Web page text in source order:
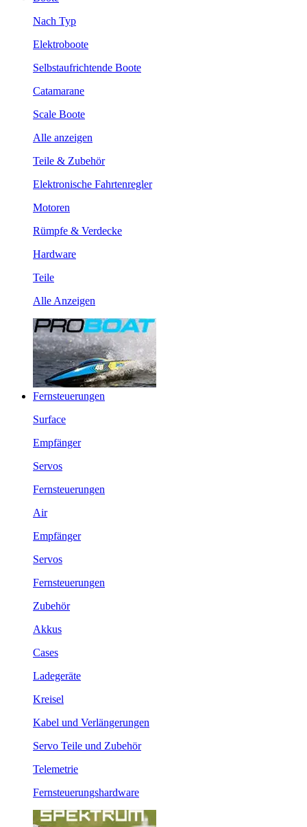
Nach Typ
Elektroboote
Selbstaufrichtende Boote
Catamarane
Scale Boote
Alle anzeigen
Teile & Zubehör
Elektronische Fahrtenregler
Motoren
Rümpfe & Verdecke
Hardware
Teile
Alle Anzeigen
Fernsteuerungen
Surface
Empfänger
Servos
Fernsteuerungen
Air
Empfänger
Servos
Fernsteuerungen
Zubehör
Akkus
Cases
Ladegeräte
Kreisel
Kabel und Verlängerungen
Servo Teile und Zubehör
Telemetrie
Fernsteuerungshardware